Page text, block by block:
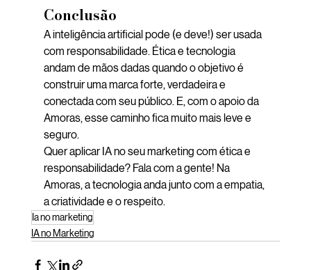
Conclusão
A inteligência artificial pode (e deve!) ser usada
com responsabilidade. Ética e tecnologia
andam de mãos dadas quando o objetivo é
construir uma marca forte, verdadeira e
conectada com seu público. E, com o apoio da
Amoras, esse caminho fica muito mais leve e
seguro.
Quer aplicar IA no seu marketing com ética e
responsabilidade? Fala com a gente! Na
Amoras, a tecnologia anda junto com a empatia,
a criatividade e o respeito.
Ia no marketing
IA no Marketing